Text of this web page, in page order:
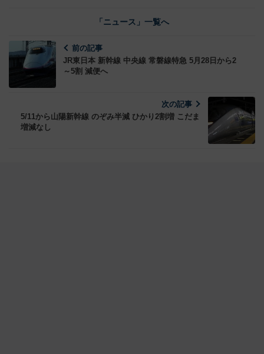
「ニュース」一覧へ
前の記事
JR東日本 新幹線 中央線 常磐線特急 5月28日から2
～5割 減便へ
次の記事
5/11から山陽新幹線 のぞみ半減 ひかり2割増 こだま
増減なし